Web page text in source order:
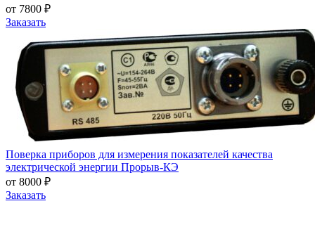
от 7800 ₽
Заказать
Поверка приборов для измерения показателей качества
электрической энергии Прорыв-КЭ
от 8000 ₽
Заказать